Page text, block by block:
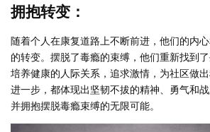
拥抱转变：
随着个人在康复道路上不断前进，他们的内
的转变。摆脱了毒瘾的束缚，他们重新找到
培养健康的人际关系，追求激情，为社区做
进一步，都体现出坚韧不拔的精神、勇气和
并拥抱摆脱毒瘾束缚的无限可能。